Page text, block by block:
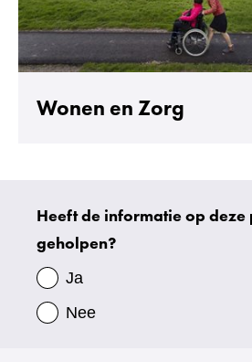
Wonen en Zorg
Uw
gegevens
Heeft de informatie op deze
geholpen?
Ja
Nee